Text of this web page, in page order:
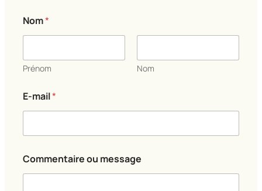
Nom*
Prénom Nom
o
u
E-mail*
Commentaire ou message